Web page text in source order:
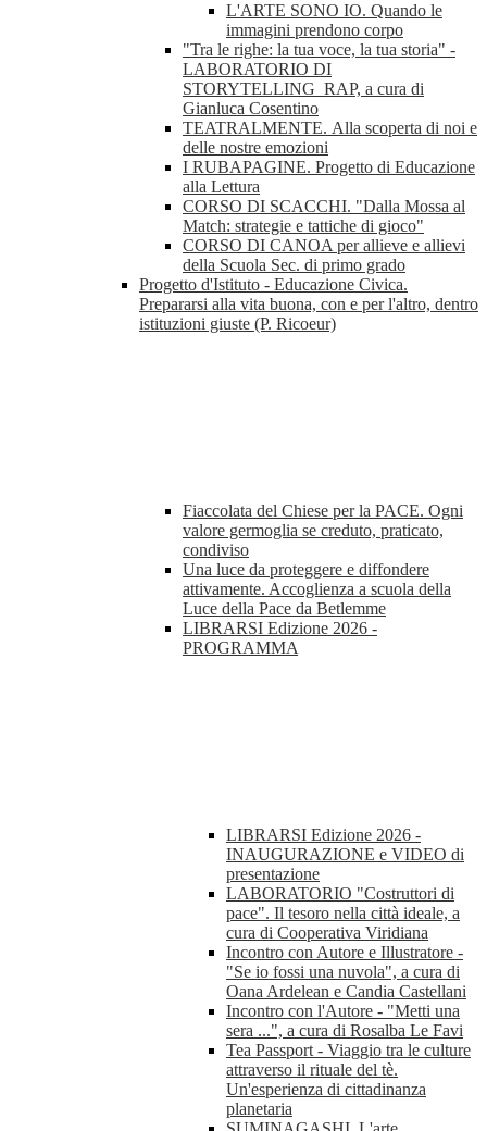
L'ARTE SONO IO. Quando le
immagini prendono corpo
"Tra le righe: la tua voce, la tua storia" -
LABORATORIO DI
STORYTELLING_RAP, a cura di
Gianluca Cosentino
TEATRALMENTE. Alla scoperta di noi e
delle nostre emozioni
I RUBAPAGINE. Progetto di Educazione
alla Lettura
CORSO DI SCACCHI. "Dalla Mossa al
Match: strategie e tattiche di gioco"
CORSO DI CANOA per allieve e allievi
della Scuola Sec. di primo grado
Progetto d'Istituto - Educazione Civica.
Prepararsi alla vita buona, con e per l'altro, dentro
istituzioni giuste (P. Ricoeur)
Fiaccolata del Chiese per la PACE. Ogni
valore germoglia se creduto, praticato,
condiviso
Una luce da proteggere e diffondere
attivamente. Accoglienza a scuola della
Luce della Pace da Betlemme
LIBRARSI Edizione 2026 -
PROGRAMMA
LIBRARSI Edizione 2026 -
INAUGURAZIONE e VIDEO di
presentazione
LABORATORIO "Costruttori di
pace". Il tesoro nella città ideale, a
cura di Cooperativa Viridiana
Incontro con Autore e Illustratore -
"Se io fossi una nuvola", a cura di
Oana Ardelean e Candia Castellani
Incontro con l'Autore - "Metti una
sera ...", a cura di Rosalba Le Favi
Tea Passport - Viaggio tra le culture
attraverso il rituale del tè.
Un'esperienza di cittadinanza
planetaria